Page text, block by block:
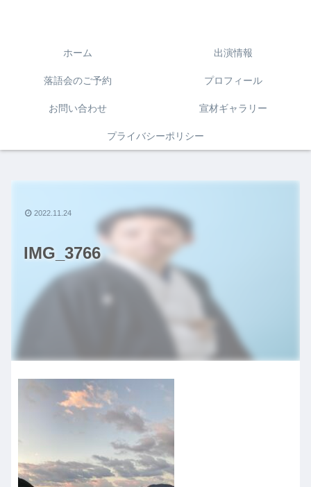
ホーム 出演情報
落語会のご予約 プロフィール
お問い合わせ 宣材ギャラリー
プライバシーポリシー
IMG_3766
2022.11.24